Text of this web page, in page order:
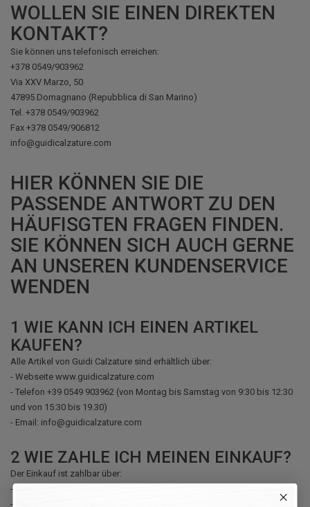
WOLLEN SIE EINEN DIREKTEN
KONTAKT?
Sie können uns telefonisch erreichen:
+378 0549/903962
Via XXV Marzo, 50
47895 Domagnano (Repubblica di San Marino)
Tel. +378 0549/903962
Fax +378 0549/906812
info@guidicalzature.com
HIER KÖNNEN SIE DIE
PASSENDE ANTWORT ZU DEN
HÄUFISGTEN FRAGEN FINDEN.
SIE KÖNNEN SICH AUCH GERNE
AN UNSEREN KUNDENSERVICE
WENDEN
1 WIE KANN ICH EINEN ARTIKEL
KAUFEN?
Alle Artikel von Guidi Calzature sind erhältlich über:
- Webseite www.guidicalzature.com
- Telefon +39 0549 903962 (von Montag bis Samstag von 9:30 bis 12:30
und von 15:30 bis 19.30)
- Email: info@guidicalzature.com
2 WIE ZAHLE ICH MEINEN EINKAUF?
Der Einkauf ist zahlbar über:
- Der Einkauf ist zahlbar über
- PayPal Konto